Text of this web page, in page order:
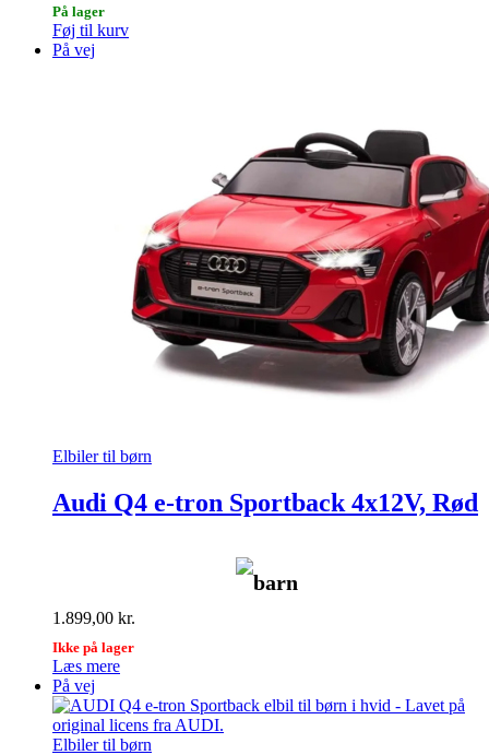
På lager
Føj til kurv
På vej
Elbiler til børn
Audi Q4 e-tron Sportback 4x12V, Rød
barn
1.899,00 kr.
Ikke på lager
Læs mere
På vej
Elbiler til børn